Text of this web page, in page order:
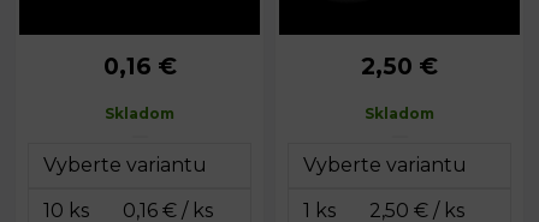
Priemer: 5 cm
0,16 €
Skladom
Priemer:
Vnútorný
2,50 €
Skladom